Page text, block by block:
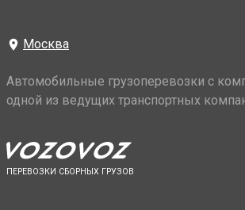
Москва
Автомобильные грузоперевозки с
одной из ведущих транспортных
ПЕРЕВОЗКИ СБОРНЫХ ГРУЗОВ